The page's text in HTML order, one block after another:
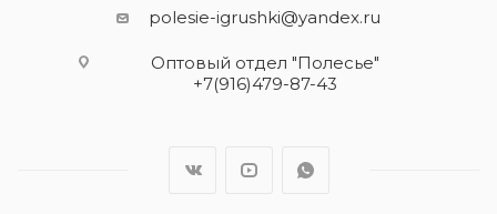
polesie-igrushki@yandex.ru
Оптовый отдел "Полесье"
+7(916)479-87-43